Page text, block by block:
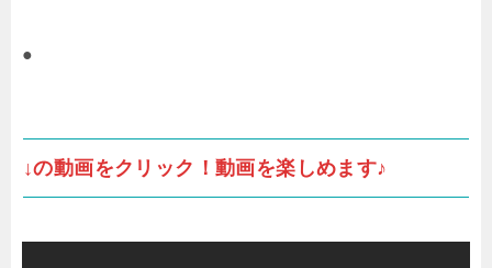
●
↓の動画をクリック！動画を楽しめます♪